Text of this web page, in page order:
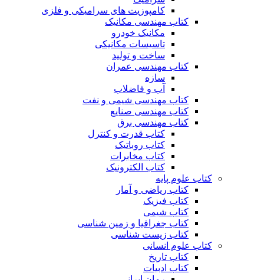
کامپوزیت های سرامیکی و فلزی
کتاب مهندسی مکانیک
مکانیک خودرو
تاسیسات مکانیکی
ساخت و تولید
کتاب مهندسی عمران
سازه
آب و فاضلاب
کتاب مهندسی شیمی و نفت
کتاب مهندسی صنایع
کتاب مهندسی برق
کتاب قدرت و کنترل
کتاب روباتیک
کتاب مخابرات
کتاب الکترونیک
کتاب علوم پایه
کتاب ریاضی و آمار
کتاب فیزیک
کتاب شیمی
کتاب جغرافیا و زمین شناسی
کتاب زیست شناسی
کتاب علوم انسانی
کتاب تاریخ
کتاب ادبیات